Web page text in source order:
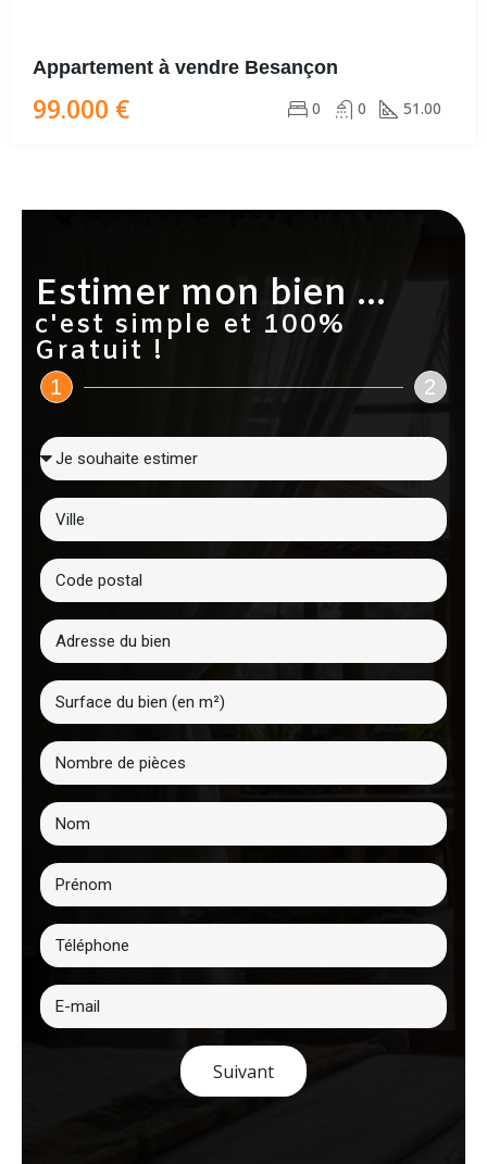
Appartement à vendre Besançon
99.000 € 0 0 51.00
Estimer mon bien ...
c'est simple et 100%
Gratuit !
1 2
Suivant